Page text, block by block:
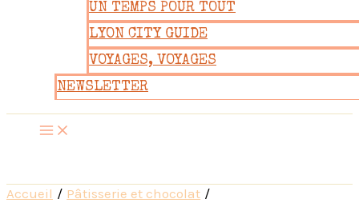
UN TEMPS POUR TOUT
LYON CITY GUIDE
VOYAGES, VOYAGES
NEWSLETTER
Accueil
Pâtisserie et chocolat